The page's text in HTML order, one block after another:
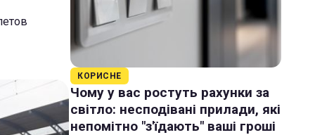
КОРИСНЕ
Чому у вас ростуть рахунки за
світло: несподівані прилади, які
непомітно "з'їдають" ваші гроші